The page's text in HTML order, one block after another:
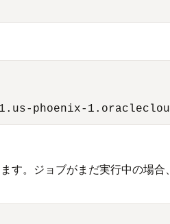
phoenix-
。ジョブがまだ実行中の場合